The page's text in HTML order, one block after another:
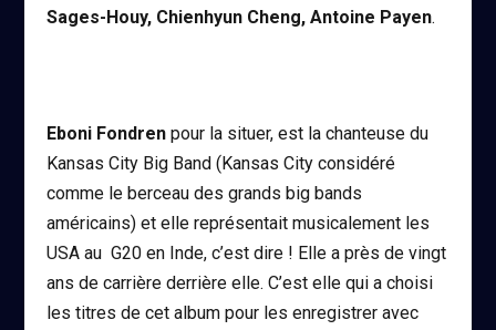
Sages-Houy, Chienhyun Cheng, Antoine Payen.
Eboni Fondren pour la situer, est la chanteuse du
Kansas City Big Band (Kansas City considéré
comme le berceau des grands big bands
américains) et elle représentait musicalement les
USA au G20 en Inde, c’est dire ! Elle a près de vingt
ans de carrière derrière elle. C’est elle qui a choisi
les titres de cet album pour les enregistrer avec